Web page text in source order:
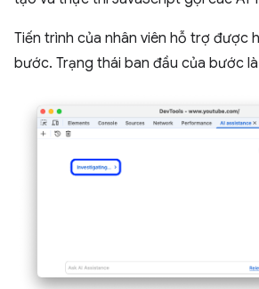
Tiến trình của nhân viên hỗ trợ được
bước. Trạng thái ban đầu của bước là